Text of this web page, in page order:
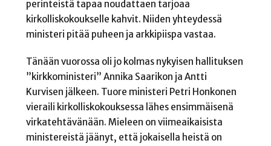
perinteistä tapaa noudattaen tarjoaa
kirkolliskokoukselle kahvit. Niiden yhteydessä
ministeri pitää puheen ja arkkipiispa vastaa.
Tänään vuorossa oli jo kolmas nykyisen hallituksen
”kirkkoministeri” Annika Saarikon ja Antti
Kurvisen jälkeen. Tuore ministeri Petri Honkonen
vieraili kirkolliskokouksessa lähes ensimmäisenä
virkatehtävänään. Mieleen on viimeaikaisista
ministereistä jäänyt, että jokaisella heistä on